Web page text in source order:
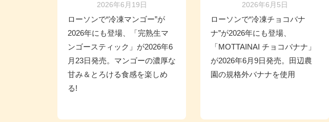
2026年6月19日
ローソンで“冷凍マンゴー”が
2026年にも登場、「完熟生マ
ンゴースティック」が2026年6
月23日発売。マンゴーの濃厚な
甘み＆とろける食感を楽しめ
る!
2026年6月5日
ローソンで“冷凍チョコバナ
ナ”が2026年にも登場、
「MOTTAINAI チョコバナナ」
が2026年6月9日発売。田辺農
園の規格外バナナを使用